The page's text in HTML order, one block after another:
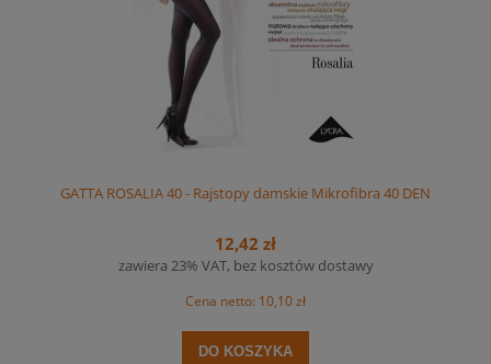
GATTA ROSALIA 40 - Rajstopy damskie Mikrofibra 40 DEN
12,42 zł
zawiera 23% VAT, bez kosztów dostawy
Cena netto: 10,10 zł
DO KOSZYKA